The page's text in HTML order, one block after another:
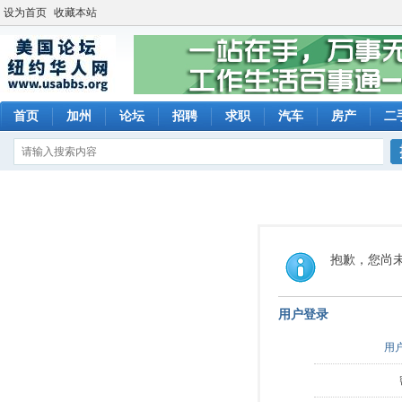
设为首页 收藏本站
首页 加州 论坛 招聘 求职 汽车 房产 二
抱歉，您尚
用户登录
用